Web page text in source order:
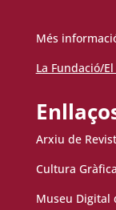
Més
La Fundació/
Arxiu de
Cultura Gràfica
Museu Digital